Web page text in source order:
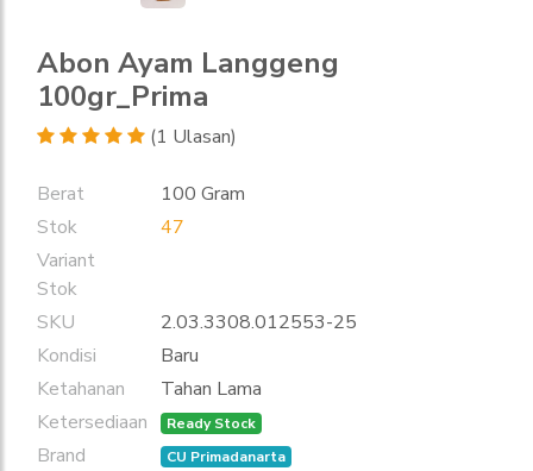
Abon Ayam Langgeng
100gr_Prima
(1 Ulasan)
Berat
100 Gram
Stok
47
Variant
Stok
SKU
2.03.3308.012553-25
Kondisi
Baru
Ketahanan
Tahan Lama
Ketersediaan
Ready Stock
Brand CU Primadanarta